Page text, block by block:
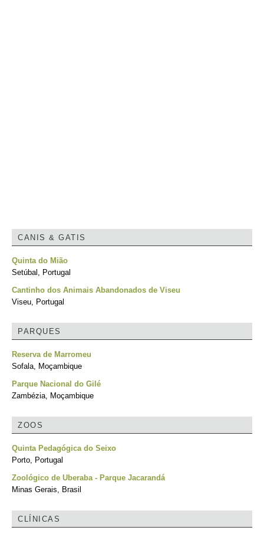
CANIS & GATIS
Quinta do Mião
Setúbal, Portugal
Cantinho dos Animais Abandonados de Viseu
Viseu, Portugal
PARQUES
Reserva de Marromeu
Sofala, Moçambique
Parque Nacional do Gilé
Zambézia, Moçambique
ZOOS
Quinta Pedagógica do Seixo
Porto, Portugal
Zoológico de Uberaba - Parque Jacarandá
Minas Gerais, Brasil
CLÍNICAS